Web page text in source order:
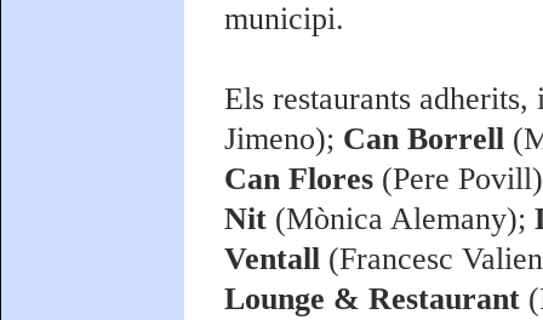
municipi.
Els restaurants
Jimeno); Can Borrell
Can Flores (Pere
Nit (Mònica Alemany);
Ventall (Francesc
Lounge & Restaurant